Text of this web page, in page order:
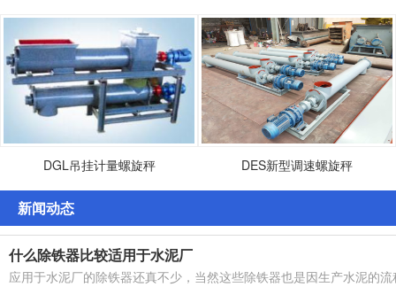
DGL吊挂计量螺旋秤 DES新型调速螺旋秤
新闻动态
什么除铁器比较适用于水泥厂
应用于水泥厂的除铁器还真不少，当然这些除铁器也是因生产水泥的流